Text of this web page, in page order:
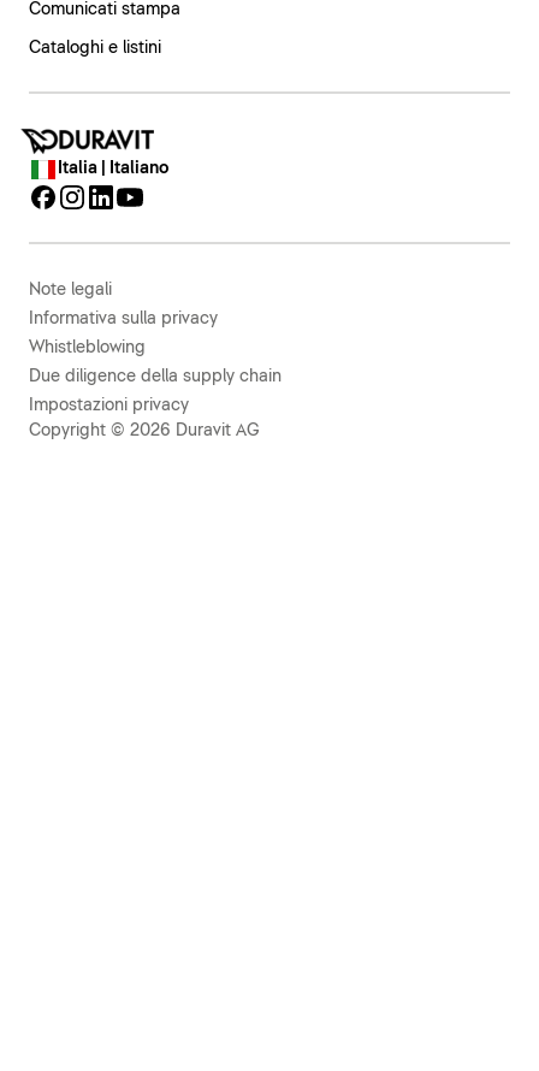
Comunicati stampa
Cataloghi e listini
Italia | Italiano
Note legali
Informativa sulla privacy
Whistleblowing
Due diligence della supply chain
Impostazioni privacy
Copyright © 2026 Duravit AG